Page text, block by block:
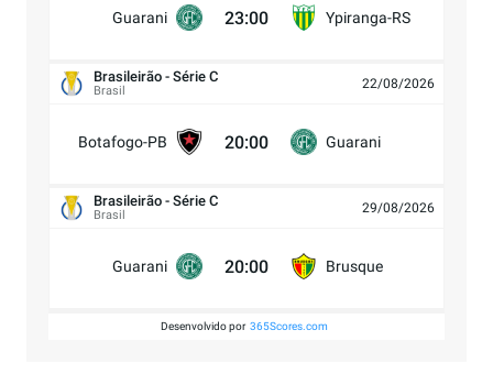
Guarani 23:00 Ypiranga-RS
Brasileirão - Série C
Brasil 22/08/2026
Botafogo-PB 20:00 Guarani
Brasileirão - Série C
Brasil 29/08/2026
Guarani 20:00 Brusque
Desenvolvido por 365Scores.com